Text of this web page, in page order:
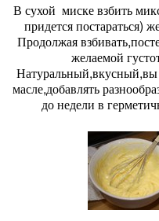
В сухой миске взбить
придется постараться)
Продолжая
желаемой
Натуральный,вкусный,вы
масле,добавлять
до недели в